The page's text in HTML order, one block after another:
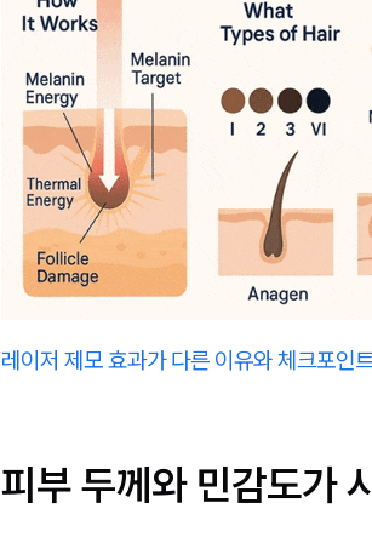
레이저 제모 효과가 다른 이유와 체크포인
피부 두께와 민감도가